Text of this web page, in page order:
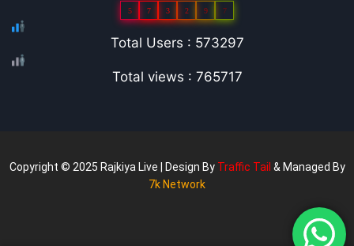
5 7 3 2 9 7
Total Users : 573297
Total views : 765717
Copyright © 2025 Rajkiya Live | Design By Traffic Tail & Managed By
7k Network